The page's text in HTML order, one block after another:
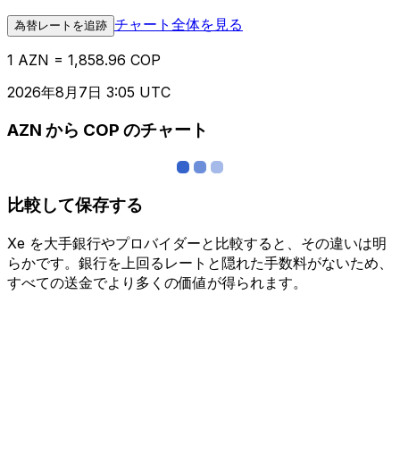
為替レートを追跡 チャート全体を見る
1 AZN = 1,858.96 COP
2026年8月7日 3:05 UTC
AZN から COP のチャート
比較して保存する
Xe を大手銀行やプロバイダーと比較すると、その違いは明
らかです。銀行を上回るレートと隠れた手数料がないため、
すべての送金でより多くの価値が得られます。